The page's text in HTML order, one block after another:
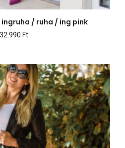
ingruha / ruha / ing pink
32.990 Ft